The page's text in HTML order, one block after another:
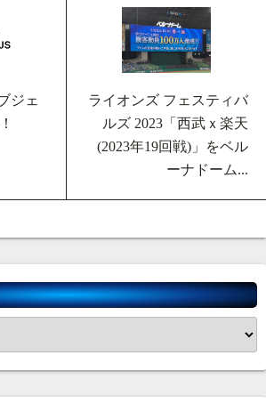
ジェ
ライオンズ フェスティバ
ルズ 2023「西武ｘ楽天
(2023年19回戦)」をベル
ーナドーム...